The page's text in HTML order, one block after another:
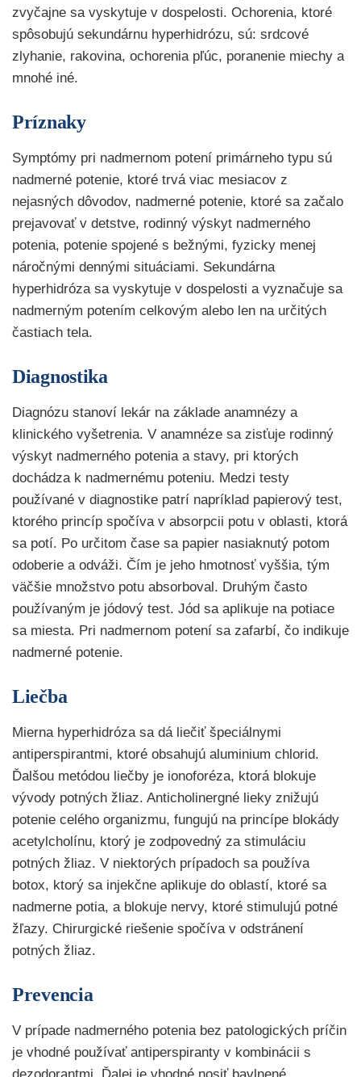
zvyčajne sa vyskytuje v dospelosti. Ochorenia, ktoré
spôsobujú sekundárnu hyperhidrózu, sú: srdcové
zlyhanie, rakovina, ochorenia pľúc, poranenie miechy a
mnohé iné.
Príznaky
Symptómy pri nadmernom potení primárneho typu sú
nadmerné potenie, ktoré trvá viac mesiacov z
nejasných dôvodov, nadmerné potenie, ktoré sa začalo
prejavovať v detstve, rodinný výskyt nadmerného
potenia, potenie spojené s bežnými, fyzicky menej
náročnými dennými situáciami. Sekundárna
hyperhidróza sa vyskytuje v dospelosti a vyznačuje sa
nadmerným potením celkovým alebo len na určitých
častiach tela.
Diagnostika
Diagnózu stanoví lekár na základe anamnézy a
klinického vyšetrenia. V anamnéze sa zisťuje rodinný
výskyt nadmerného potenia a stavy, pri ktorých
dochádza k nadmernému poteniu. Medzi testy
používané v diagnostike patrí napríklad papierový test,
ktorého princíp spočíva v absorpcii potu v oblasti, ktorá
sa potí. Po určitom čase sa papier nasiaknutý potom
odoberie a odváži. Čím je jeho hmotnosť vyššia, tým
väčšie množstvo potu absorboval. Druhým často
používaným je jódový test. Jód sa aplikuje na potiace
sa miesta. Pri nadmernom potení sa zafarbí, čo indikuje
nadmerné potenie.
Liečba
Mierna hyperhidróza sa dá liečiť špeciálnymi
antiperspirantmi, ktoré obsahujú aluminium chlorid.
Ďalšou metódou liečby je ionoforéza, ktorá blokuje
vývody potných žliaz. Anticholinergné lieky znižujú
potenie celého organizmu, fungujú na princípe blokády
acetylcholínu, ktorý je zodpovedný za stimuláciu
potných žliaz. V niektorých prípadoch sa používa
botox, ktorý sa injekčne aplikuje do oblastí, ktoré sa
nadmerne potia, a blokuje nervy, ktoré stimulujú potné
žľazy. Chirurgické riešenie spočíva v odstránení
potných žliaz.
Prevencia
V prípade nadmerného potenia bez patologických príčin
je vhodné používať antiperspiranty v kombinácii s